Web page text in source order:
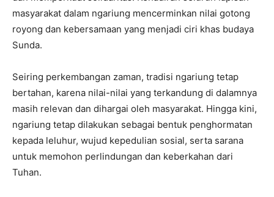
masyarakat dalam ngariung mencerminkan nilai gotong
royong dan kebersamaan yang menjadi ciri khas budaya
Sunda.
Seiring perkembangan zaman, tradisi ngariung tetap
bertahan, karena nilai-nilai yang terkandung di dalamnya
masih relevan dan dihargai oleh masyarakat. Hingga kini,
ngariung tetap dilakukan sebagai bentuk penghormatan
kepada leluhur, wujud kepedulian sosial, serta sarana
untuk memohon perlindungan dan keberkahan dari
Tuhan.